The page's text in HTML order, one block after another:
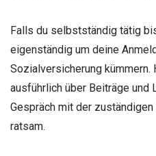
Falls du selbstständig tätig
eigenständig um deine
Sozialversicherung
ausführlich über Beiträge und
Gespräch mit der
ratsam.